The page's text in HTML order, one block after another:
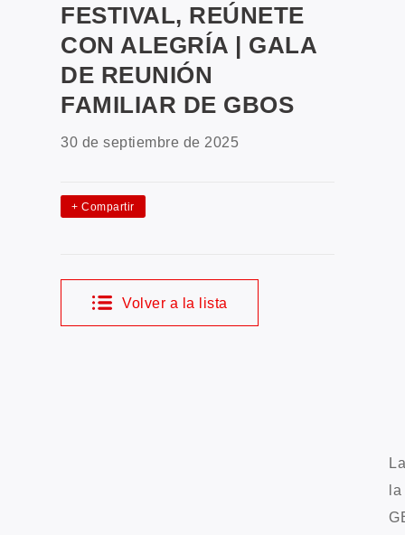
FESTIVAL, REÚNETE
CON ALEGRÍA | GALA
DE REUNIÓN
FAMILIAR DE GBOS
30 de septiembre de 2025
+ Compartir
Volver a la lista